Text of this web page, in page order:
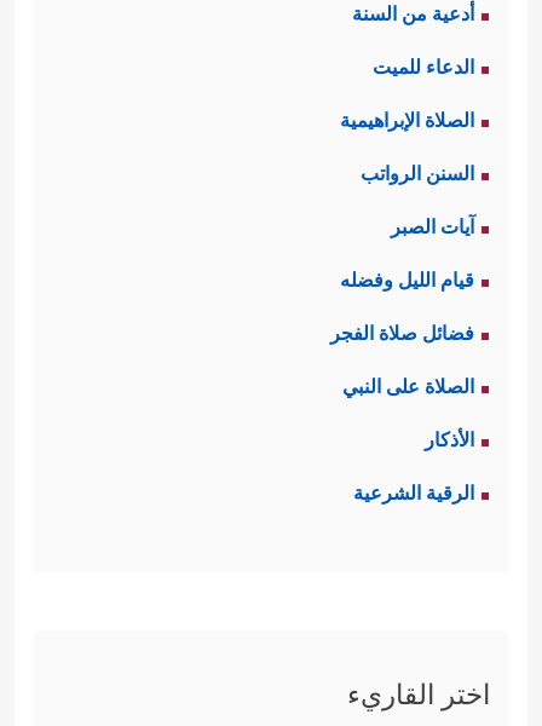
أدعية من السنة
الدعاء للميت
الصلاة الإبراهيمية
السنن الرواتب
آيات الصبر
قيام الليل وفضله
فضائل صلاة الفجر
الصلاة على النبي
الأذكار
الرقية الشرعية
اختر القاريء